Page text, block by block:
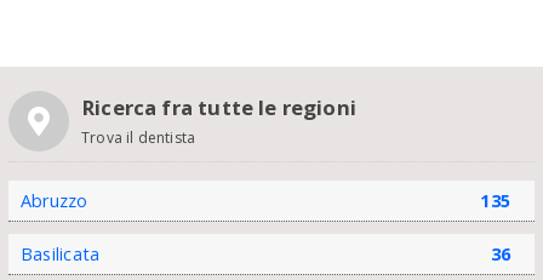
Ricerca fra tutte le regioni
Trova il dentista
Abruzzo 135
Basilicata 36